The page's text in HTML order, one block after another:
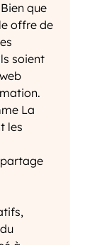
que
offre de
soient
La
les